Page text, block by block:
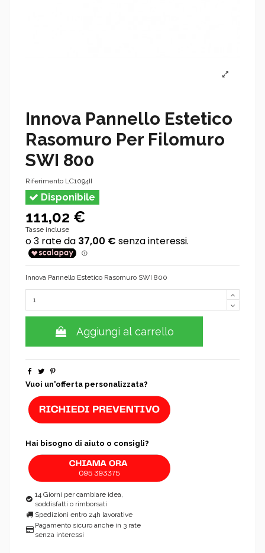
Innova Pannello Estetico
Rasomuro Per Filomuro
SWI 800
Riferimento LC1094II
Disponibile
111,02 €
Tasse incluse
Innova Pannello Estetico Rasomuro SWI 800
Aggiungi al carrello
Vuoi un'offerta personalizzata?
Hai bisogno di aiuto o consigli?
14 Giorni per cambiare idea,
soddisfatti o rimborsati
Spedizioni entro 24h lavorative
Pagamento sicuro anche in 3 rate
senza interessi